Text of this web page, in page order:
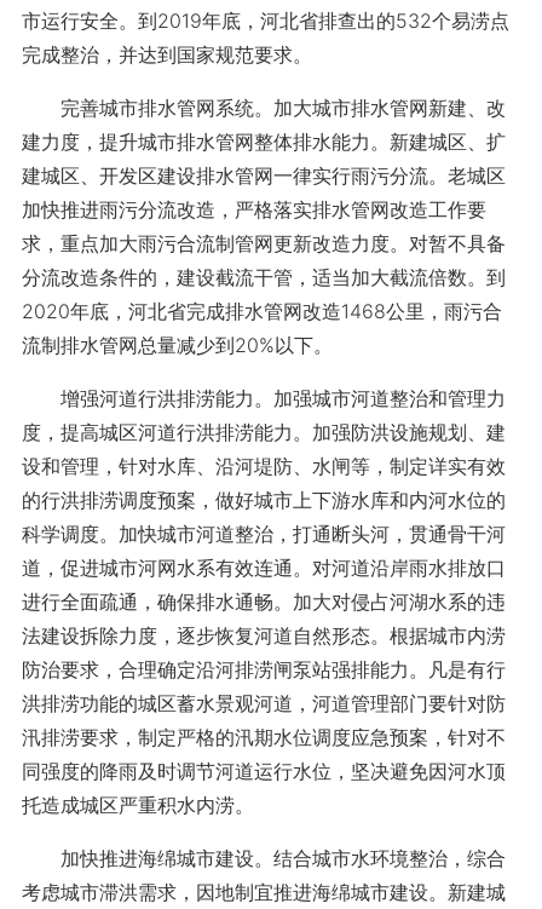
市运行安全。到2019年底，河北省排查出的532个易涝点
完成整治，并达到国家规范要求。
完善城市排水管网系统。加大城市排水管网新建、改
建力度，提升城市排水管网整体排水能力。新建城区、扩
建城区、开发区建设排水管网一律实行雨污分流。老城区
加快推进雨污分流改造，严格落实排水管网改造工作要
求，重点加大雨污合流制管网更新改造力度。对暂不具备
分流改造条件的，建设截流干管，适当加大截流倍数。到
2020年底，河北省完成排水管网改造1468公里，雨污合
流制排水管网总量减少到20%以下。
增强河道行洪排涝能力。加强城市河道整治和管理力
度，提高城区河道行洪排涝能力。加强防洪设施规划、建
设和管理，针对水库、沿河堤防、水闸等，制定详实有效
的行洪排涝调度预案，做好城市上下游水库和内河水位的
科学调度。加快城市河道整治，打通断头河，贯通骨干河
道，促进城市河网水系有效连通。对河道沿岸雨水排放口
进行全面疏通，确保排水通畅。加大对侵占河湖水系的违
法建设拆除力度，逐步恢复河道自然形态。根据城市内涝
防治要求，合理确定沿河排涝闸泵站强排能力。凡是有行
洪排涝功能的城区蓄水景观河道，河道管理部门要针对防
汛排涝要求，制定严格的汛期水位调度应急预案，针对不
同强度的降雨及时调节河道运行水位，坚决避免因河水顶
托造成城区严重积水内涝。
加快推进海绵城市建设。结合城市水环境整治，综合
考虑城市滞洪需求，因地制宜推进海绵城市建设。新建城